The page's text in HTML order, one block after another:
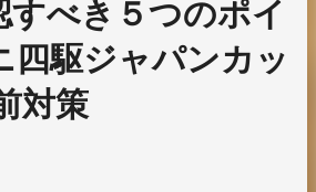
すべき５つのポイ
四駆ジャパンカッ
対策